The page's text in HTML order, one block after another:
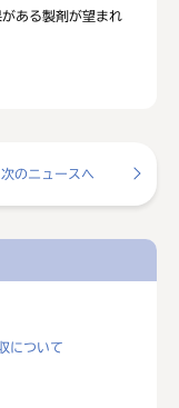
ある製剤が望まれ
次のニュースへ
について